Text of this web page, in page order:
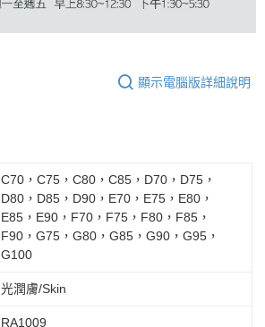
顯示電腦版詳細說明
C70，C75，C80，C85，D70，D75，
D80，D85，D90，E70，E75，E80，
E85，E90，F70，F75，F80，F85，
F90，G75，G80，G85，G90，G95，
G100
光潤膚/Skin
RA1009